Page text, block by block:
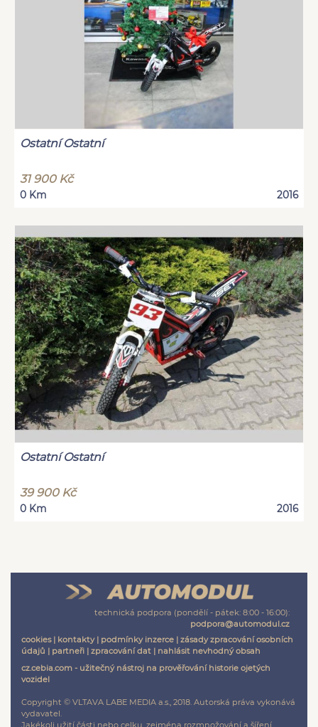
Ostatní Ostatní
31 900 Kč
0 Km 2016
Ostatní Ostatní
39 900 Kč
0 Km 2016
technická podpora (pondělí - pátek: 8:00 - 16:00):
podpora@automodul.cz
cookies| kontakty| podmínky inzerce | zásady zpracování osobních
údajů | partneři | zpracování dat | nahlásit nevhodný obsah
cz.cebia.com - užitečný nástroj na prověřování historie ojetých
vozidel
Copyright © VLTAVA LABE MEDIA a.s., 2018. Autorská práva vykonává
vydavatel.
Jakékoli užití části nebo celku, zejména rozmnožování a šíření